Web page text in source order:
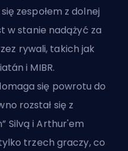
zespołem z dolnej
w stanie nadążyć za
rywali, takich jak
i MIBR.
się powrotu do
rozstał się z
Silvą i Arthur'em
trzech graczy, co